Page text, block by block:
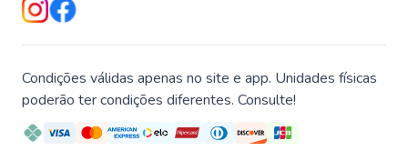
Condições válidas apenas no site e app. Unidades físicas
poderão ter condições diferentes. Consulte!